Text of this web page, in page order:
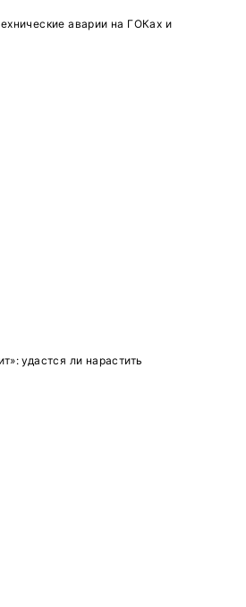
аварии на ГОКах и
удастся ли нарастить